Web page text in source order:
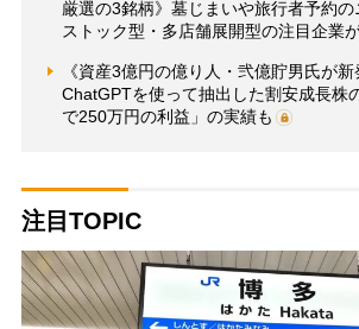
厳選の3銘柄》墓じまいや旅行者予約
ストック型・多店舗展開型の注目企業
《資産3億円の億り人・弐億貯男氏が新
ChatGPTを使って抽出した割安成長株
で250万円の利益」の実績も
注目TOPIC